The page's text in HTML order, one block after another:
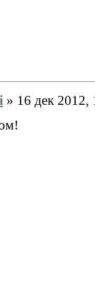
» 16 дек 2012,